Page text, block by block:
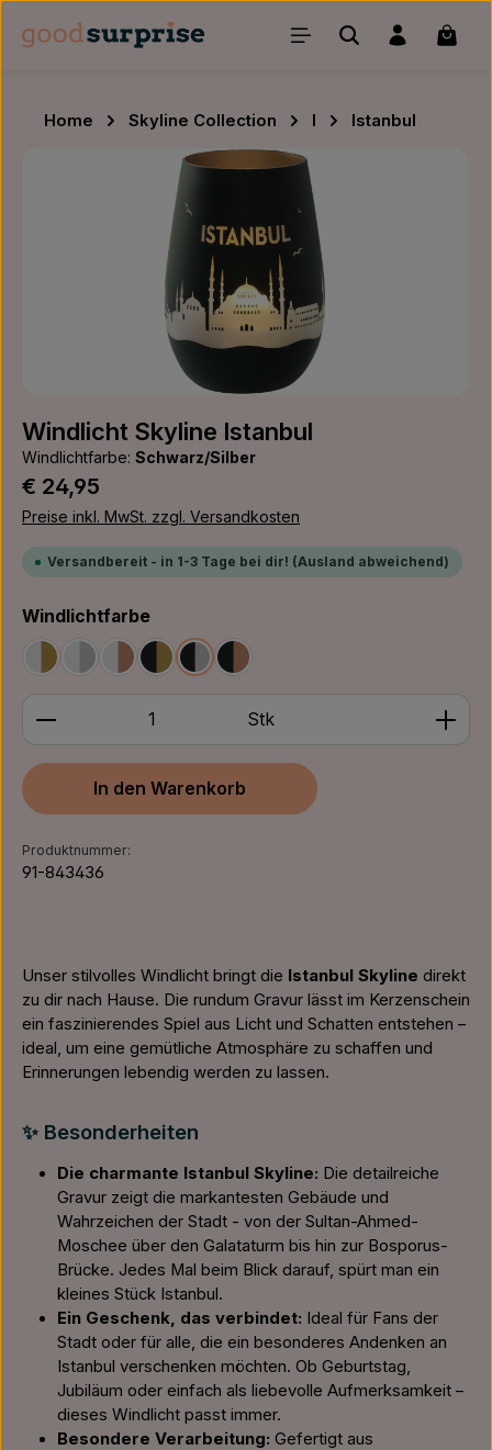
Zum Hauptinhalt springen
Home Skyline Collection I
Istanbul
Bildergalerie überspringen
Windlicht Skyline Istanbul
Windlichtfarbe: Schwarz/Silber
Regulärer Preis:
€ 24,95
Preise inkl. MwSt. zzgl. Versandkosten
Versandbereit - in 1-3 Tage bei dir! (Ausland abweichend)
Windlichtfarbeauswählen
Weiß/GoldWeiß/Silber
Weiß/Bronze
Schwarz/Gold
Schwarz/Silber
Schwarz/Bronze
Produkt Anzahl: Gib den gewünschten Wert ein
Stk
In den Warenkorb
Produktnummer:
91-843436
Unser stilvolles Windlicht bringt die Istanbul Skyline direkt
zu dir nach Hause. Die rundum Gravur lässt im Kerzenschein
ein faszinierendes Spiel aus Licht und Schatten entstehen –
ideal, um eine gemütliche Atmosphäre zu schaffen und
Erinnerungen lebendig werden zu lassen.
✨ Besonderheiten
Die charmante Istanbul Skyline: Die detailreiche
Gravur zeigt die markantesten Gebäude und
Wahrzeichen der Stadt - von der Sultan-Ahmed-
Moschee über den Galataturm bis hin zur Bosporus-
Brücke. Jedes Mal beim Blick darauf, spürt man ein
kleines Stück Istanbul.
Ein Geschenk, das verbindet: Ideal für Fans der
Stadt oder für alle, die ein besonderes Andenken an
Istanbul verschenken möchten. Ob Geburtstag,
Jubiläum oder einfach als liebevolle Aufmerksamkeit –
dieses Windlicht passt immer.
Besondere Verarbeitung: Gefertigt aus